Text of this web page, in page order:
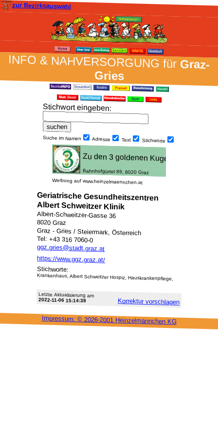
zur Bezirksauswahl
INFO & NAH­VER­SORG­UNG fürGraz-
Gries
Stich­wort ein­geben:
Suche im Namen Adresse Text Stich­worte
Werbung auf www.heinzelmaennchen.at
Geriatrische Gesundheitszentren
Albert Schweitzer Klinik
Albert-Schweitzer-Gasse 36
8020 Graz
Graz - Gries / Steiermark, Österreich
Tel: +43 316 7060-0
ggz.gries@stadt.graz.at
https://www.ggz.graz.at/
Stichworte:
Krankenhaus, Albert Schweitzer Hospiz, Hauskrankenpflege,
Letzte Aktu­alisie­rung am
2022-11-06 15:14:38 Korrektur vor­schlagen
Impressum: © 2026-2001 Heinzel­männchen KG